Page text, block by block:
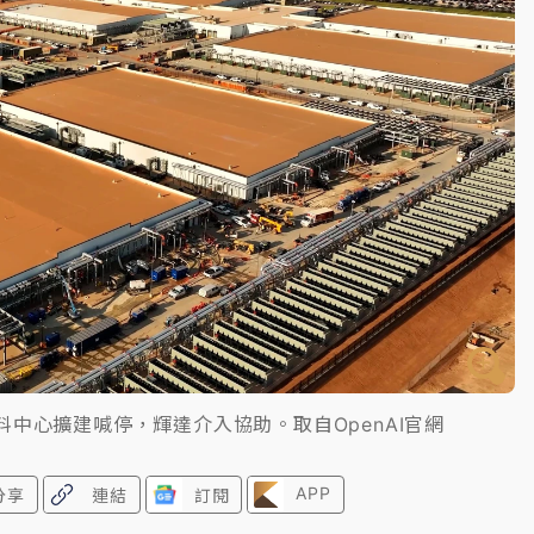
塞車 周六起展出延長至晚上7時
開羈押庭
紫」降雨熱區曝
心擴建喊停，輝達介入協助。取自OpenAI官網
享 連結 訂閱 APP